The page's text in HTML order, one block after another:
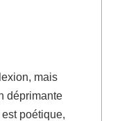
mais
déprimante
est poétique,